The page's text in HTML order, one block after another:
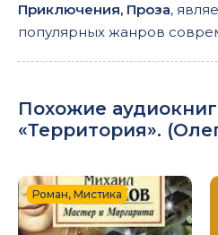
096
098
099
Приключения, Проза,
популярных жанров
Похожие
«Территория». (
Роман, Мистика